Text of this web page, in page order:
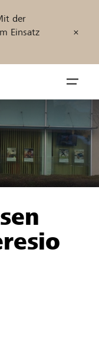
der
Einsatz
öffnen